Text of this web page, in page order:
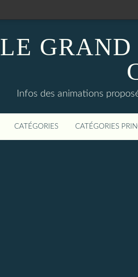
LE GRAND
Infos des animations
CATÉGORIES CATÉGORIES